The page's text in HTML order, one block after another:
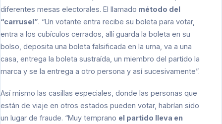
diferentes mesas electorales. El llamado método del
“carrusel”. “Un votante entra recibe su boleta para votar,
entra a los cubículos cerrados, allí guarda la boleta en su
bolso, deposita una boleta falsificada en la urna, va a una
casa, entrega la boleta sustraída, un miembro del partido la
marca y se la entrega a otro persona y así sucesivamente”.
Así mismo las casillas especiales, donde las personas que
están de viaje en otros estados pueden votar, habrían sido
un lugar de fraude. “Muy temprano el partido lleva en